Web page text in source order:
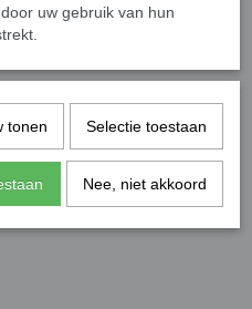
uw gebruik van hun
tonen Selectie toestaan
Nee, niet akkoord